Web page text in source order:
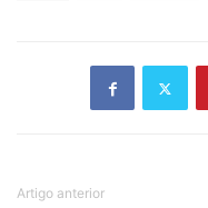
Artigo anterior